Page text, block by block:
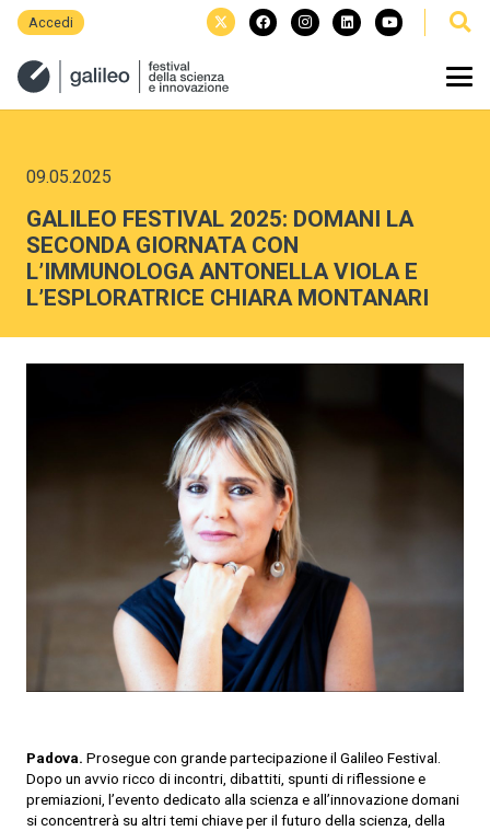
Accedi
09.05.2025
GALILEO FESTIVAL 2025: DOMANI LA
SECONDA GIORNATA CON
L’IMMUNOLOGA ANTONELLA VIOLA E
L’ESPLORATRICE CHIARA MONTANARI
Padova. Prosegue con grande partecipazione il Galileo Festival.
Dopo un avvio ricco di incontri, dibattiti, spunti di riflessione e
premiazioni, l’evento dedicato alla scienza e all’innovazione domani
si concentrerà su altri temi chiave per il futuro della scienza, della